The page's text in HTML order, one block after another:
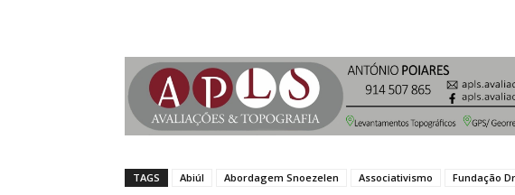
TAGS Abiúl Abordagem Snoezelen Associativismo Fundação